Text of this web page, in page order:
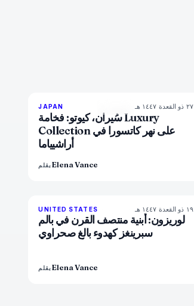
93% 44
JAPAN ٢٧ ذو القعدة ١٤٤٧ هـ
سُيران، كيوتو: فخامة Luxury
Collection على نهر كاتسورا في
أراشيياما
بقلمElena Vance
92% 68
UNITED STATES ١٩ ذو القعدة ١٤٤٧ هـ
لوريزون: أبنية منتصف القرن في بالم
سبرينغز كهدوء بالغٍ صحراوي
بقلمElena Vance